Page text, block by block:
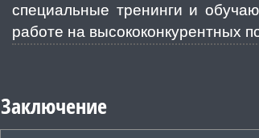
специальные тренинги и
работе на высококонкурентных
Заключение